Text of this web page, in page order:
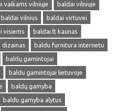
vaikams vilniuje
baldai vilniuje
baldai vilnius
baldai virtuvei
visiems
baldai.lt kaunas
dizainas
baldu furnitura internetu
baldų gamintojai
baldu gamintojai lietuvoje
baldų gamyba
baldu gamyba alytus